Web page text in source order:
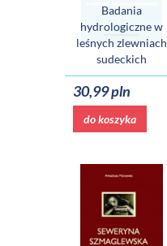
Badania
hydrologiczne w
leśnych zlewniach
sudeckich
30,99 pln
do koszyka